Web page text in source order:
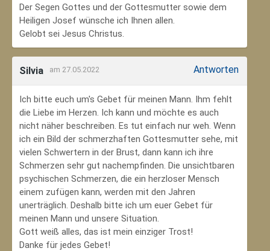
Der Segen Gottes und der Gottesmutter sowie dem
Heiligen Josef wünsche ich Ihnen allen.
Gelobt sei Jesus Christus.
Silvia am 27.05.2022 Antworten
Ich bitte euch um's Gebet für meinen Mann. Ihm fehlt
die Liebe im Herzen. Ich kann und möchte es auch
nicht näher beschreiben. Es tut einfach nur weh. Wenn
ich ein Bild der schmerzhaften Gottesmutter sehe, mit
vielen Schwertern in der Brust, dann kann ich ihre
Schmerzen sehr gut nachempfinden. Die unsichtbaren
psychischen Schmerzen, die ein herzloser Mensch
einem zufügen kann, werden mit den Jahren
unerträglich. Deshalb bitte ich um euer Gebet für
meinen Mann und unsere Situation.
Gott weiß alles, das ist mein einziger Trost!
Danke für jedes Gebet!